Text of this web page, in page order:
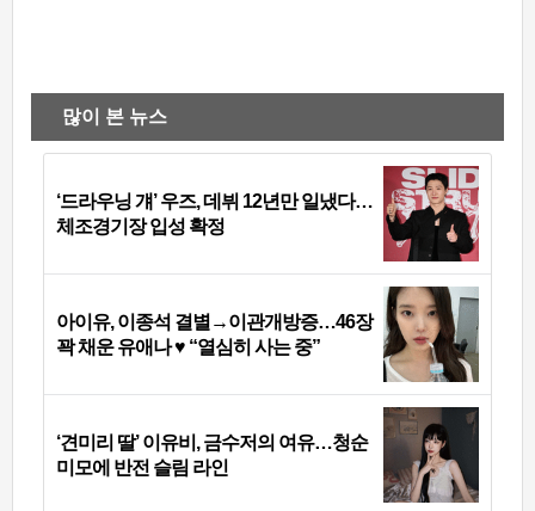
많이 본 뉴스
‘드라우닝 걔’ 우즈, 데뷔 12년만 일냈다…
체조경기장 입성 확정
아이유, 이종석 결별→이관개방증…46장
꽉 채운 유애나 ♥ “열심히 사는 중”
‘견미리 딸’ 이유비, 금수저의 여유…청순
미모에 반전 슬림 라인